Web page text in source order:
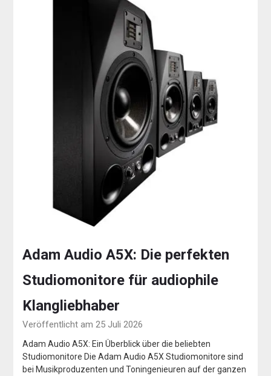
Adam Audio A5X: Die perfekten
Studiomonitore für audiophile
Klangliebhaber
Veröffentlicht am 25 Juli 2026
Adam Audio A5X: Ein Überblick über die beliebten
Studiomonitore Die Adam Audio A5X Studiomonitore sind
bei Musikproduzenten und Toningenieuren auf der ganzen